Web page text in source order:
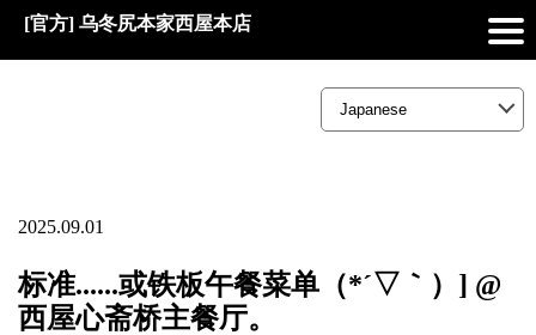
[官方] 乌冬尻本家西屋本店
2025.09.01
标准......或铁板午餐菜单（*´▽｀）] @
西屋心斋桥主餐厅。